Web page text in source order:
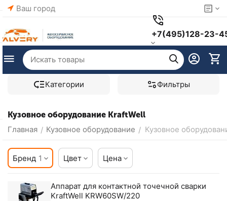
Ваш город
+7(495)128-23-
Категории Фильтры
Кузовное оборудование KraftWell
Главная / Кузовное оборудование / Кузовное
Бренд 1 Цвет Цена
Аппарат для контактной точечной сварки
KraftWell KRW60SW/220